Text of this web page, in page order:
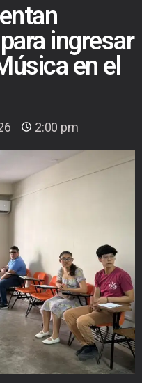
ingresar
en el
2:00 pm